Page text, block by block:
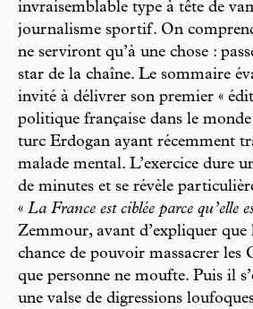
invraisemblable type à tête de
journalisme sportif. On
ne serviront qu’à une chose :
star de la chaîne. Le sommaire
invité à délivrer son premier «
politique française dans le
turc Erdogan ayant récemment
malade mental. L’exercice dure
de minutes et se révèle
« La France est ciblée parce qu’elle
Zemmour, avant d’expliquer que
chance de pouvoir massacrer les
que personne ne moufte. Puis il
une valse de digressions